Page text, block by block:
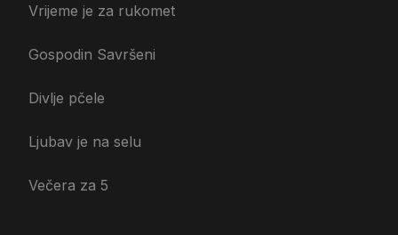
Vrijeme je za rukomet
Gospodin Savršeni
Divlje pčele
Ljubav je na selu
Večera za 5